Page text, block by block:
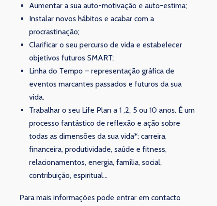
Aumentar a sua auto-motivação e auto-estima;
Instalar novos hábitos e acabar com a
procrastinação;
Clarificar o seu percurso de vida e estabelecer
objetivos futuros SMART;
Linha do Tempo – representação gráfica de
eventos marcantes passados e futuros da sua
vida.
Trabalhar o seu Life Plan a 1 ,2, 5 ou 10 anos. É um
processo fantástico de reflexão e ação sobre
todas as dimensões da sua vida*: carreira,
financeira, produtividade, saúde e fitness,
relacionamentos, energia, família, social,
contribuição, espiritual…
Para mais informações pode entrar em contacto